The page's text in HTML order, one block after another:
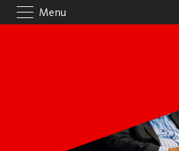
Menu